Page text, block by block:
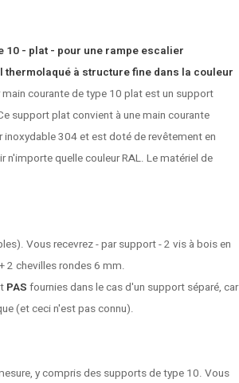
10 - plat - pour une rampe escalier
thermolaqué à structure fine dans la couleur
courante de type 10 plat est un support
support plat convient à une main courante
304 et est doté de revêtement en
quelle couleur RAL. Le matériel de
Vous recevrez - par support - 2 vis à bois en
2 chevilles rondes 6 mm.
PAS fournies dans le cas d'un support séparé, car
(et ceci n'est pas connu).
y compris des supports de type 10. Vous